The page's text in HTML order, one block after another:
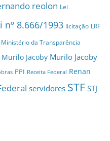
reolon Lei
nº 8.666/1993 licitação LRF
Ministério da Transparência
Murilo Jacoby Murilo Jacoby
PPI Receita Federal Renan
servidores STF STJ